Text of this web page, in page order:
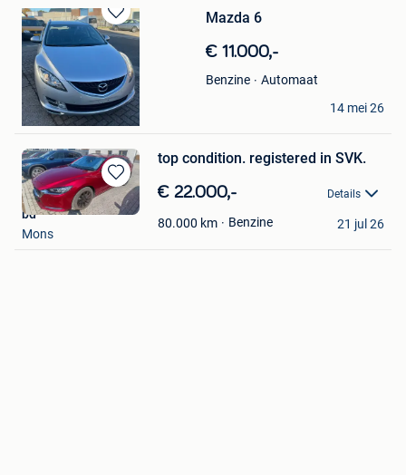
Bewaren
in
Favorieten
Mazda 6
€ 11.000,-
Benzine
Automaat
david
Leopoldsburg
14 mei 26
Bewaren
in
top condition. registered in SVK.
€ 22.000,- Details
80.000 km Benzine
bd
Mons
21 jul 26